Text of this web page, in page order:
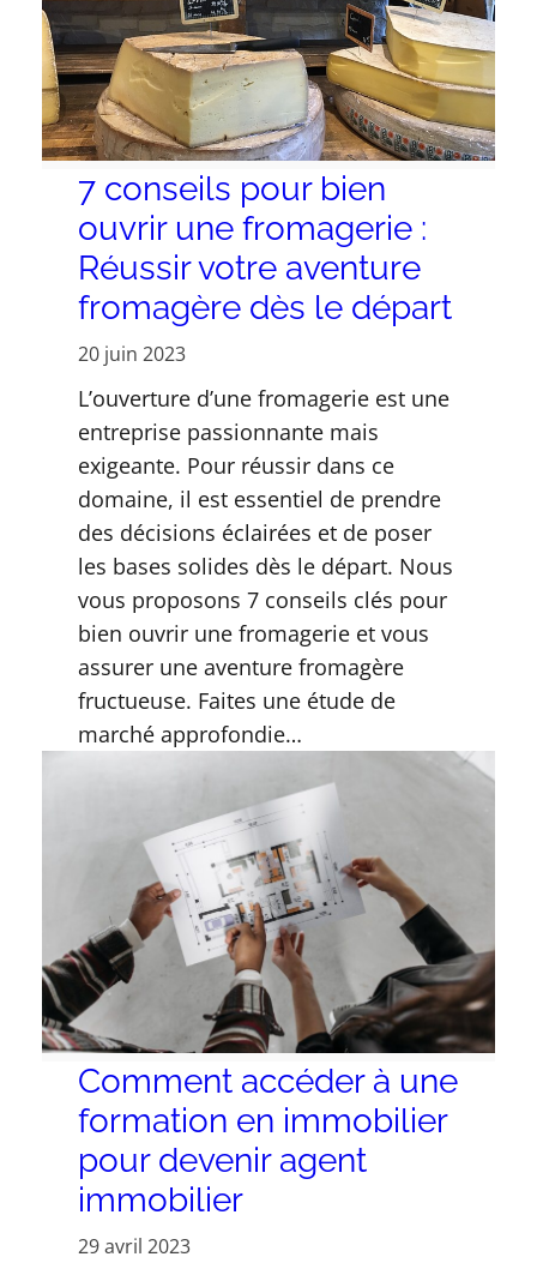
7 conseils pour bien
ouvrir une fromagerie :
Réussir votre aventure
fromagère dès le départ
20 juin 2023
L’ouverture d’une fromagerie est une
entreprise passionnante mais
exigeante. Pour réussir dans ce
domaine, il est essentiel de prendre
des décisions éclairées et de poser
les bases solides dès le départ. Nous
vous proposons 7 conseils clés pour
bien ouvrir une fromagerie et vous
assurer une aventure fromagère
fructueuse. Faites une étude de
marché approfondie…
Comment accéder à une
formation en immobilier
pour devenir agent
immobilier
29 avril 2023